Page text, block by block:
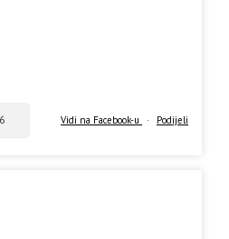
Vidi na Facebook-u · Podijeli